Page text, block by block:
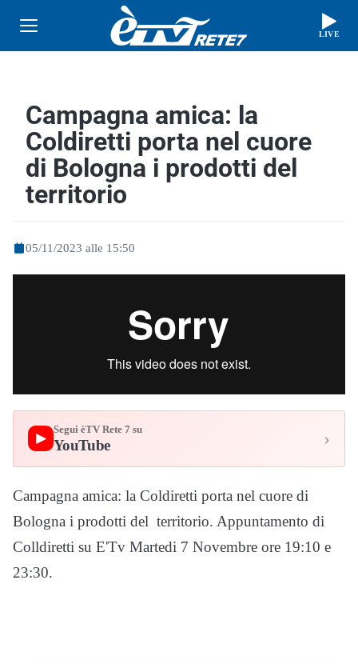
LIVE
Campagna amica: la
Coldiretti porta nel cuore
di Bologna i prodotti del
territorio
05/11/2023 alle 15:50
▶
Segui èTV Rete 7 su
YouTube ›
Campagna amica: la Coldiretti porta nel cuore di
Bologna i prodotti del territorio. Appuntamento di
Colldiretti su E'Tv Martedi 7 Novembre ore 19:10 e
23:30.